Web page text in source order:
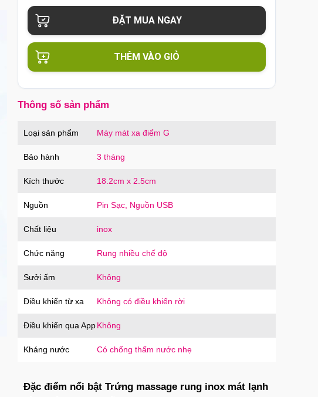
Bao cao su Sure DongKuk Ultra Thin siêu
mỏng chân thật Hàn Quốc
Mã
nổi kích thích
Mã BSD10 60.000₫
trong suốt
Case trong suốt
Ốp lưng iPhone 16 Pro Max TPU Space trong
suốt tối giản
THÊM VÀO GIỎ
Thông số sản phẩm
Loại sản phẩm Máy mát xa điểm G
Bảo hành 3 tháng
Kích thước 18.2cm x 2.5cm
Nguồn Pin Sạc, Nguồn USB
Chất liệu inox
Chức năng Rung nhiều chế độ
Sưởi ấm Không
Điều khiển từ xa Không có điều khiển rời
Điều khiển qua AppKhông
Kháng nước Có chống thấm nước nhẹ
Đặc điểm nổi bật Trứng massage rung inox mát lạnh